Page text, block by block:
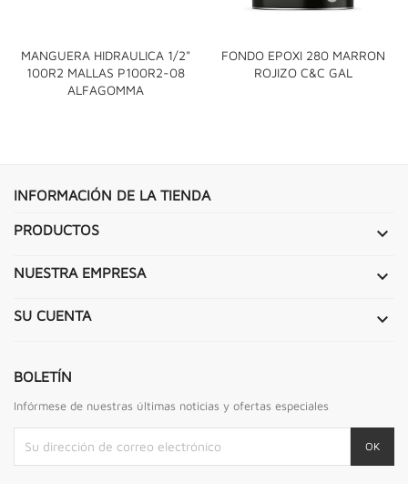
MANGUERA HIDRAULICA 1/2"
100R2 MALLAS P100R2-08
ALFAGOMMA
FONDO EPOXI 280 MARRON
ROJIZO C&C GAL
INFORMACIÓN DE LA TIENDA
PRODUCTOS 
NUESTRA EMPRESA 
SU CUENTA 
BOLETÍN
Infórmese de nuestras últimas noticias y ofertas especiales